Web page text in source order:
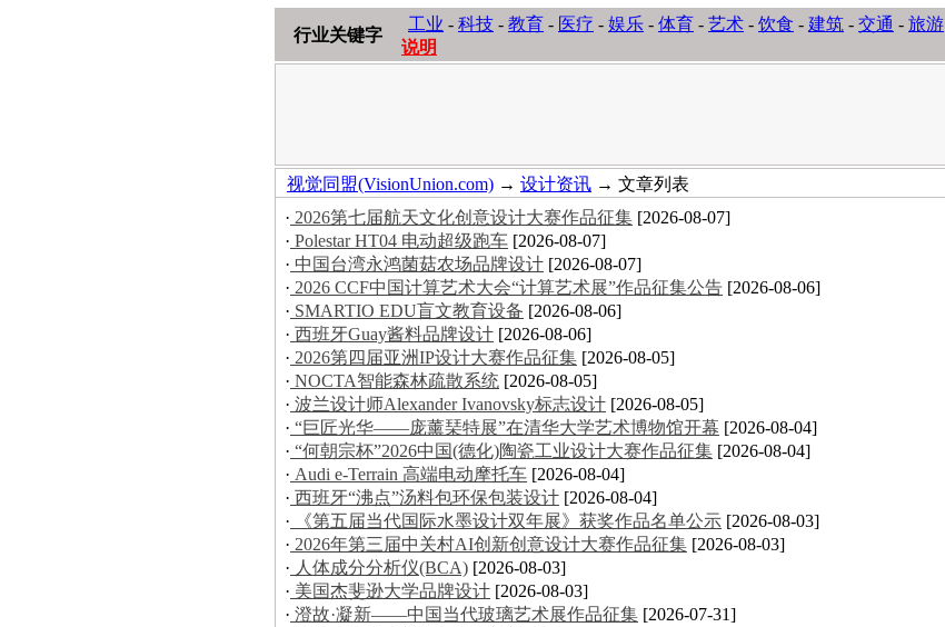
行业关键字
工业 - 科技 - 教育 - 医疗 - 娱乐 - 体育 - 艺术 - 饮食 - 建筑 - 交通 - 旅游
说明
视觉同盟(VisionUnion.com) → 设计资讯 → 文章列表
· 2026第七届航天文化创意设计大赛作品征集 [2026-08-07]
· Polestar HT04 电动超级跑车 [2026-08-07]
· 中国台湾永鸿菌菇农场品牌设计 [2026-08-07]
· 2026 CCF中国计算艺术大会“计算艺术展”作品征集公告 [2026-08-06]
· SMARTIO EDU盲文教育设备 [2026-08-06]
· 西班牙Guay酱料品牌设计 [2026-08-06]
· 2026第四届亚洲IP设计大赛作品征集 [2026-08-05]
· NOCTA智能森林疏散系统 [2026-08-05]
· 波兰设计师Alexander Ivanovsky标志设计 [2026-08-05]
· “巨匠光华——庞薰琹特展”在清华大学艺术博物馆开幕 [2026-08-04]
· “何朝宗杯”2026中国(德化)陶瓷工业设计大赛作品征集 [2026-08-04]
· Audi e-Terrain 高端电动摩托车 [2026-08-04]
· 西班牙“沸点”汤料包环保包装设计 [2026-08-04]
· 《第五届当代国际水墨设计双年展》获奖作品名单公示 [2026-08-03]
· 2026年第三届中关村AI创新创意设计大赛作品征集 [2026-08-03]
· 人体成分分析仪(BCA) [2026-08-03]
· 美国杰斐逊大学品牌设计 [2026-08-03]
· 澄故·凝新——中国当代玻璃艺术展作品征集 [2026-07-31]